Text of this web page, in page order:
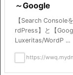
～Google
【Search Console
rdPress】と【
Luxeritas/WordP ...
https://